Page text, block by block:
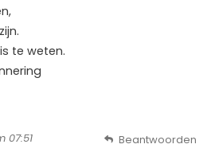
te weten.
07:51 Beantwoorden